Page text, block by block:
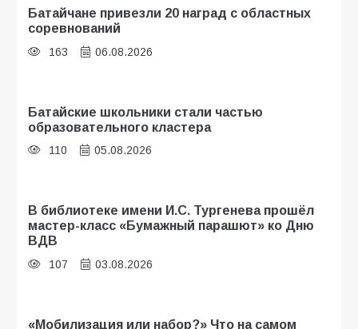
Батайчане привезли 20 наград с областных
соревнований
163 06.08.2026
Батайские школьники стали частью
образовательного кластера
110 05.08.2026
В библиотеке имени И.С. Тургенева прошёл
мастер-класс «Бумажный парашют» ко Дню
ВДВ
107 03.08.2026
«Мобилизация или набор?» Что на самом